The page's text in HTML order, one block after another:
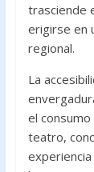
trasciende
erigirse en
regional.
La
el
teatro,